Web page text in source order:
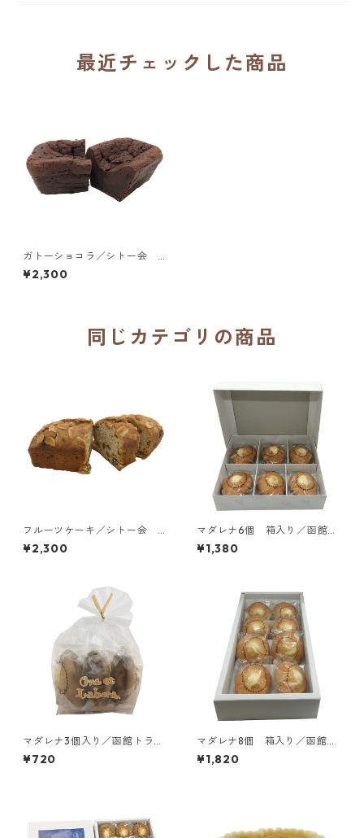
最近チェックした商品
ガトーショコラ／シトー会
安心院（あじむ）トラピスチ
ヌ修道院
¥2,300
同じカテゴリの商品
フルーツケーキ／シトー会
安心院（あじむ）トラピスチ
ヌ修道院
¥2,300
マダレナ6個 箱入り／函館ト
ラピスチヌ修道院 天使園
¥1,380
マダレナ3個入り／函館トラピ
スチヌ修道院 天使園
¥720
マダレナ8個 箱入り／函館ト
ラピスチヌ修道院 天使園
¥1,820